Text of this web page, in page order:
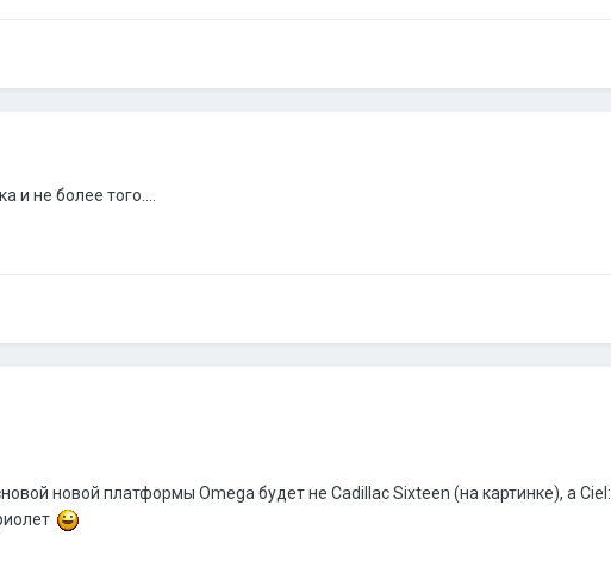
и не более того....
новой платформы Omega будет не Cadillac Sixteen (на картинке), а Ciel: